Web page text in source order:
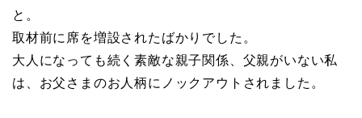
と。
取材前に席を増設されたばかりでした。
大人になっても続く素敵な親子関係、父親がいない私
は、お父さまのお人柄にノックアウトされました。